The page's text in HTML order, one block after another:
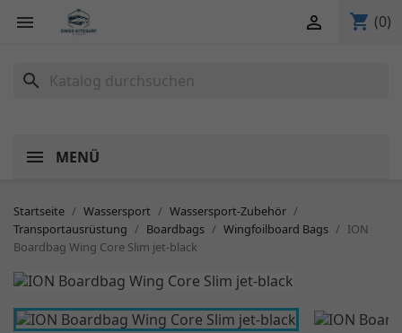
 shopping_cart (0)

search
MENÜ
Startseite Wassersport
Wassersport-Zubehör
Transportausrüstung
Boardbags Wingfoilboard Bags
ION
Boardbag Wing Core Slim jet-black